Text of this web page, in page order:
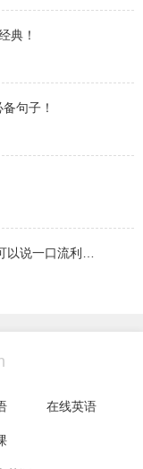
典！
句子！
在线英语